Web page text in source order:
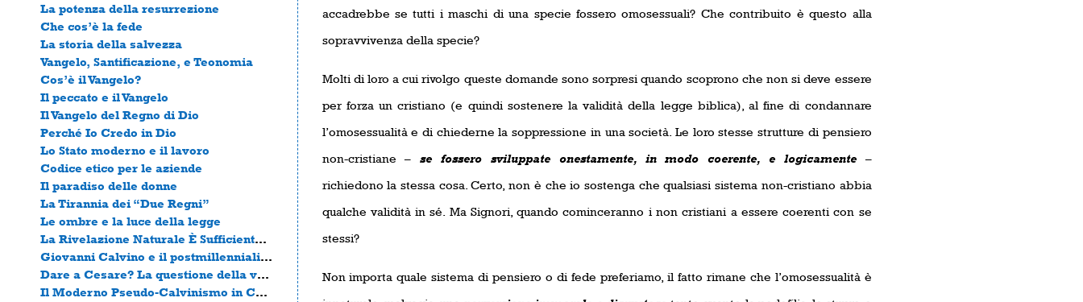
La potenza della resurrezione
Che cos’è la fede
La storia della salvezza
Vangelo, Santificazione, e Teonomia
Cos’è il Vangelo?
Il peccato e il Vangelo
Il Vangelo del Regno di Dio
Perché Io Credo in Dio
Lo Stato moderno e il lavoro
Codice etico per le aziende
Il paradiso delle donne
La Tirannia dei “Due Regni”
Le ombre e la luce della legge
La Rivelazione Naturale È Sufficiente per Governare la Cultura? [1]
Giovanni Calvino e il postmillennialismo
Dare a Cesare? La questione della vera sovranità
Il Moderno Pseudo-Calvinismo in Contemplazione del Proprio Ombelico.
accadrebbe se tutti i maschi di una specie fossero omosessuali? Che contribuito è questo alla
sopravvivenza della specie?
Molti di loro a cui rivolgo queste domande sono sorpresi quando scoprono che non si deve essere
per forza un cristiano (e quindi sostenere la validità della legge biblica), al fine di condannare
l’omosessualità e di chiederne la soppressione in una società. Le loro stesse strutture di pensiero
non-cristiane –se fossero sviluppate onestamente, in modo coerente, e logicamente–
richiedono la stessa cosa. Certo, non è che io sostenga che qualsiasi sistema non-cristiano abbia
qualche validità in sé. Ma Signori, quando cominceranno i non cristiani a essere coerenti con se
stessi?
Non importa quale sistema di pensiero o di fede preferiamo, il fatto rimane che l’omosessualità è